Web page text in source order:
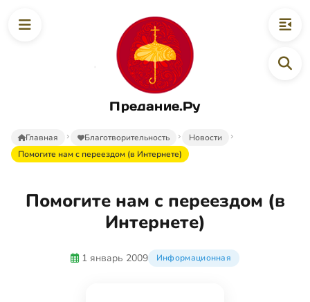
Предание.Ру
Главная Благотворительность
Новости
Помогите нам с переездом (в Интернете)
Помогите нам с переездом (в
Интернете)
1 январь 2009 Информационная